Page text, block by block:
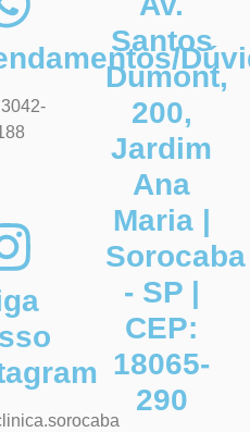
Santos
Dumont,
200,
Jardim
Ana
Maria |
Sorocaba
- SP |
CEP:
18065-
290